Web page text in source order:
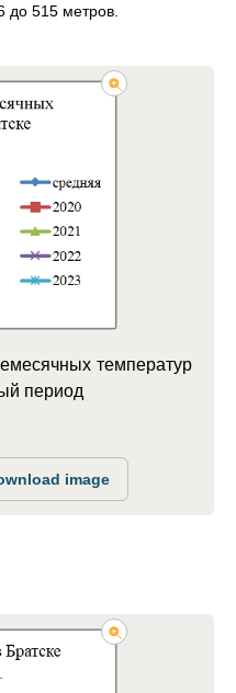
до 515 метров.
температур
период
image